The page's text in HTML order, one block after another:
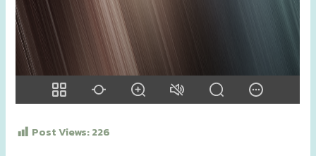
Post Views:226